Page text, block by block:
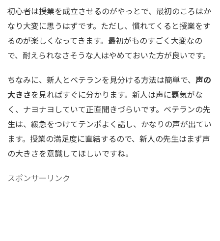
初心者は授業を成立させるのがやっとで、最初のころはか
なり大変に思うはずです。ただし、慣れてくると授業をす
るのが楽しくなってきます。最初がものすごく大変なの
で、耐えられなさそうな人はやめておいた方が良いです。
ちなみに、新人とベテランを見分ける方法は簡単で、 声の
大きさを見ればすぐに分かります。新人は声に覇気がな
く、ナヨナヨしていて正直聞きづらいです。ベテランの先
生は、緩急をつけてテンポよく話し、かなりの声が出てい
ます。授業の満足度に直結するので、新人の先生はまず声
の大きさを意識してほしいですね。
スポンサーリンク